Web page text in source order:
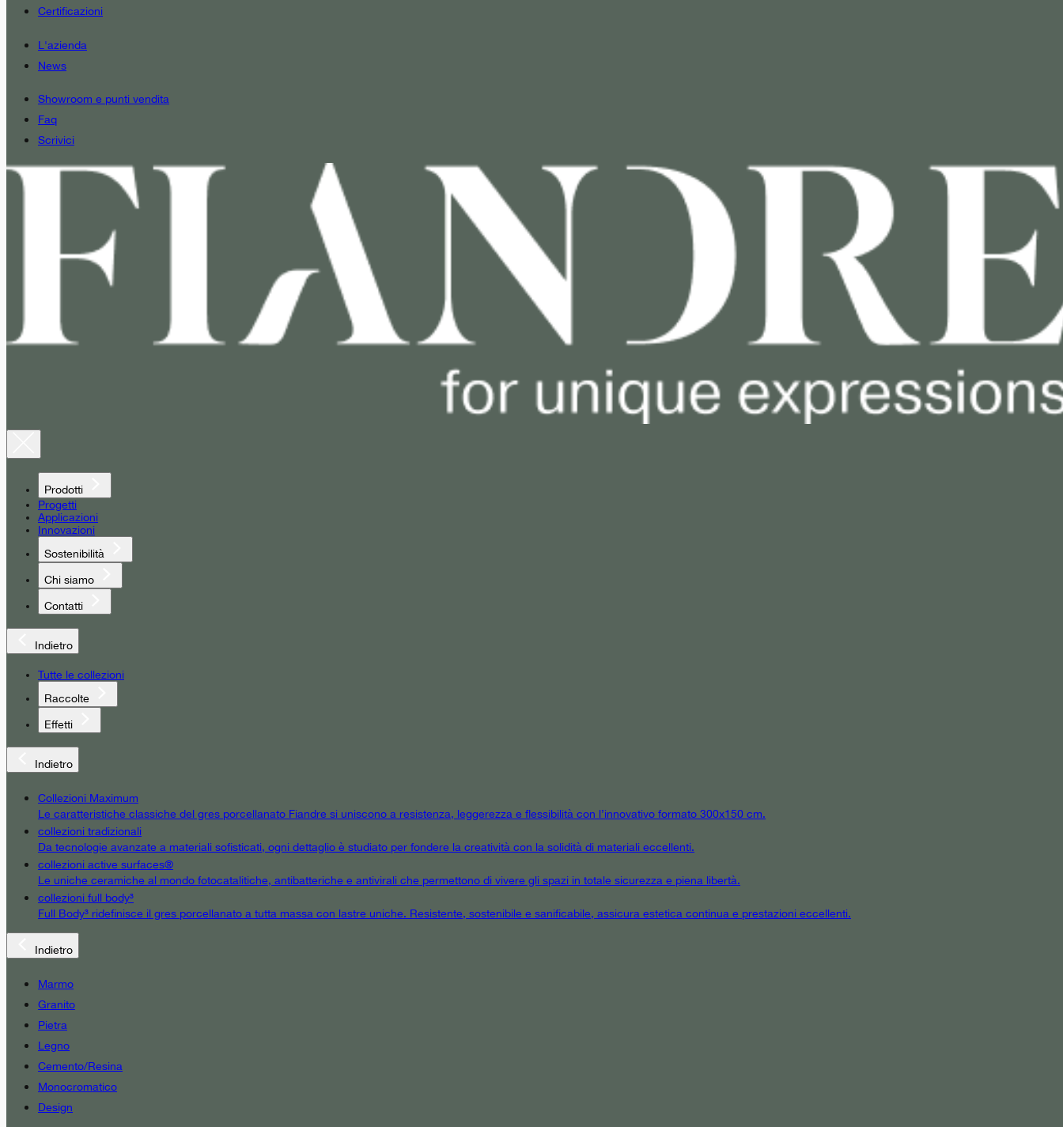
Certificazioni
L'azienda
News
Showroom e punti vendita
Faq
Scrivici
Prodotti
Progetti
Applicazioni
Innovazioni
Sostenibilità
Chi siamo
Contatti
Indietro
Tutte le collezioni
Raccolte
Effetti
Indietro
Collezioni Maximum
Le caratteristiche classiche del gres porcellanato Fiandre si uniscono a resistenza, leggerezza e flessibilità con l’innovativo formato 300x150 cm.
collezioni tradizionali
Da tecnologie avanzate a materiali sofisticati, ogni dettaglio è studiato per fondere la creatività con la solidità di materiali eccellenti.
collezioni active surfaces®
Le uniche ceramiche al mondo fotocatalitiche, antibatteriche e antivirali che permettono di vivere gli spazi in totale sicurezza e piena libertà.
collezioni full body³
Full Body³ ridefinisce il gres porcellanato a tutta massa con lastre uniche. Resistente, sostenibile e sanificabile, assicura estetica continua e prestazioni eccellenti.
Indietro
Marmo
Granito
Pietra
Legno
Cemento/Resina
Monocromatico
Design